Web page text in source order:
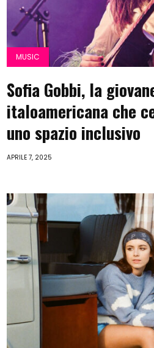
MUSIC
Sofia Gobbi, la
italoamericana che
uno spazio inclusivo
APRILE 7, 2025